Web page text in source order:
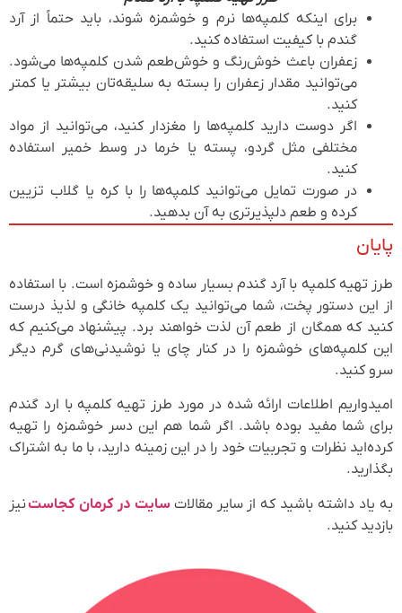
برای اینکه کلمپه‌ها نرم و خوشمزه شوند، باید حتماً از آرد
گندم با کیفیت استفاده کنید.
زعفران باعث خوش‌رنگ و خوش‌طعم شدن کلمپه‌ها می‌شود.
می‌توانید مقدار زعفران را بسته به سلیقه‌تان بیشتر یا کمتر
کنید.
اگر دوست دارید کلمپه‌ها را مغزدار کنید، می‌توانید از مواد
مختلفی مثل گردو، پسته یا خرما در وسط خمیر استفاده
کنید.
در صورت تمایل می‌توانید کلمپه‌ها را با کره یا گلاب تزیین
کرده و طعم دلپذیرتری به آن بدهید.
پایان
طرز تهیه کلمپه با آرد گندم بسیار ساده و خوشمزه است. با استفاده
از این دستور پخت، شما می‌توانید یک کلمپه خانگی و لذیذ درست
کنید که همگان از طعم آن لذت خواهند برد. پیشنهاد می‌کنیم که
این کلمپه‌های خوشمزه را در کنار چای یا نوشیدنی‌های گرم دیگر
سرو کنید.
امیدواریم اطلاعات ارائه شده در مورد طرز تهیه کلمپه با ارد گندم
برای شما مفید بوده باشد. اگر شما هم این دسر خوشمزه را تهیه
کرده‌اید نظرات و تجربیات خود را در این زمینه دارید، با ما به اشتراک
بگذارید.
به یاد داشته باشید که از سایر مقالات سایت در کرمان کجاستنیز
بازدید کنید.